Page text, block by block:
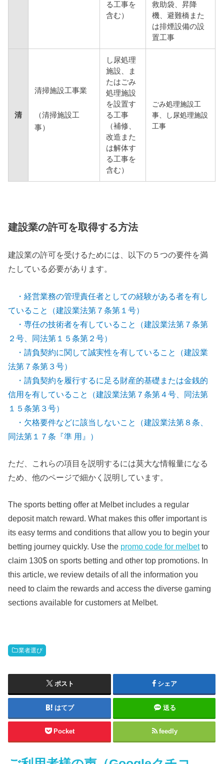
る工事を
含む）
救助袋、昇降
機、避難橋また
は排煙設備の設
置工事
清
清掃施設工事業
（清掃施設工
事）
し尿処理
施設、ま
たはごみ
処理施設
を設置す
る工事
（補修、
改造また
は解体す
る工事を
含む）
ごみ処理施設工
事、し尿処理施設
工事
建設業の許可を取得する方法
建設業の許可を受けるためには、以下の５つの要件を満
たしている必要があります。
・経営業務の管理責任者としての経験がある者を有し
ていること（建設業法第７条第１号）
・専任の技術者を有していること（建設業法第７条第
２号、同法第１５条第２号）
・請負契約に関して誠実性を有していること（建設業
法第７条第３号）
・請負契約を履行するに足る財産的基礎または金銭的
信用を有していること（建設業法第７条第４号、同法第
１５条第３号）
・欠格要件などに該当しないこと（建設業法第８条、
同法第１７条『準 用』）
ただ、これらの項目を説明するには莫大な情報量になる
ため、他のページで細かく説明しています。
The sports betting offer at Melbet includes a regular
deposit match reward. What makes this offer important is
its easy terms and conditions that allow you to begin your
betting journey quickly. Use the promo code for melbetto
claim 130$ on sports betting and other top promotions. In
this article, we review details of all the information you
need to claim the rewards and access the diverse gaming
sections available for customers at Melbet.
業者選び
ポスト シェア
はてブ 送る
Pocket feedly